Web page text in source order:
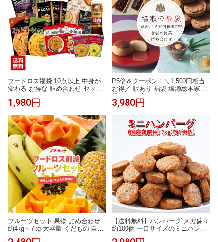
フードロス福袋 10点以上 中身が
変わる お得な 詰め合わせ セット
ロス 食品ロス (送料無料)(常温便)
菜 処分セール 処分 ロス 通販 賞味
期限 間近 もったいない エコ 削減
グルメ 非常食 福箱 お菓子
1,980円
P5倍＆クーポン！＼1,500円相当
お得／ 訳あり 福袋 塩瀬総本家 食
せ 饅頭 まんじゅう 和菓子 高級 お
茶菓子 おしゃれ 老舗 東京 日本3
大まんじゅう 日本ギフト大賞 送
料無料 楽天限定
3,980円
フルーツセット 果物 詰め合わせ
約4kg～7kg 大容量 くだもの 自宅
用 食品 福袋 福箱 アウトレット 処
【送料無料】ハンバーグ メガ盛り
約100個 一口サイズのミニハンバ
ーグ(国産鶏使用)1kg×2P まとめ買